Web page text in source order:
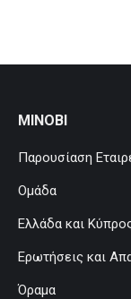
MINOBI
Παρουσίαση
Ομάδα
Ελλάδα και
Ερωτήσεις και
Όραμα